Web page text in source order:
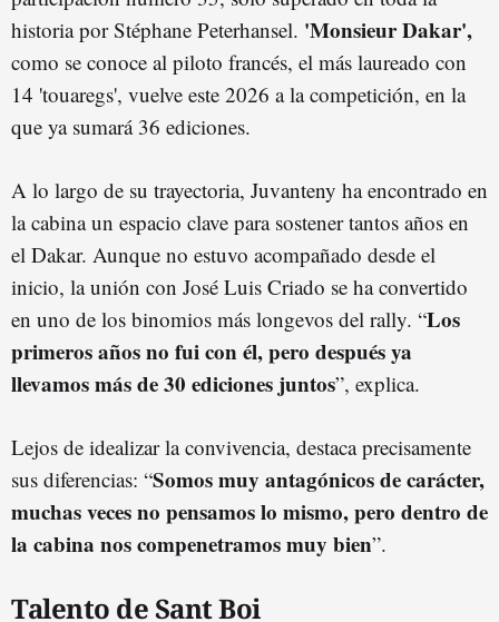
historia por Stéphane Peterhansel. 'Monsieur Dakar',
como se conoce al piloto francés, el más laureado con
14 'touaregs', vuelve este 2026 a la competición, en la
que ya sumará 36 ediciones.
A lo largo de su trayectoria, Juvanteny ha encontrado en
la cabina un espacio clave para sostener tantos años en
el Dakar. Aunque no estuvo acompañado desde el
inicio, la unión con José Luis Criado se ha convertido
en uno de los binomios más longevos del rally. “Los
primeros años no fui con él, pero después ya
llevamos más de 30 ediciones juntos”, explica.
Lejos de idealizar la convivencia, destaca precisamente
sus diferencias: “Somos muy antagónicos de carácter,
muchas veces no pensamos lo mismo, pero dentro de
la cabina nos compenetramos muy bien”.
Talento de Sant Boi